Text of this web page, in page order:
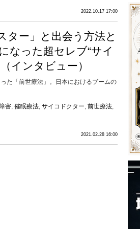
2022.10.17 17:00
ター」と出会う方法と
なった超セレブ“サイ
インタビュー）
た「前世療法」。日本におけるブームの
害, 催眠療法, サイコドクター, 前世療法,
2021.02.28 16:00